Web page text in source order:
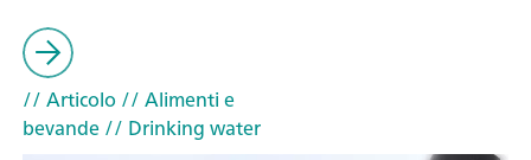
// Articolo // Alimenti e
bevande// Drinking water